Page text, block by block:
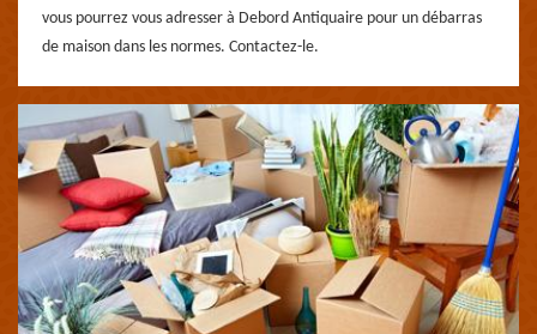
vous pourrez vous adresser à Debord Antiquaire pour un débarras
de maison dans les normes. Contactez-le.